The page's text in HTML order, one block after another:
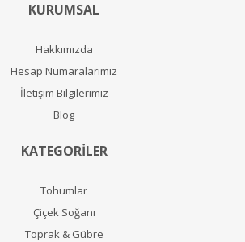
KURUMSAL
Hakkımızda
Hesap Numaralarımız
İletişim Bilgilerimiz
Blog
KATEGORİLER
Tohumlar
Çiçek Soğanı
Toprak & Gübre